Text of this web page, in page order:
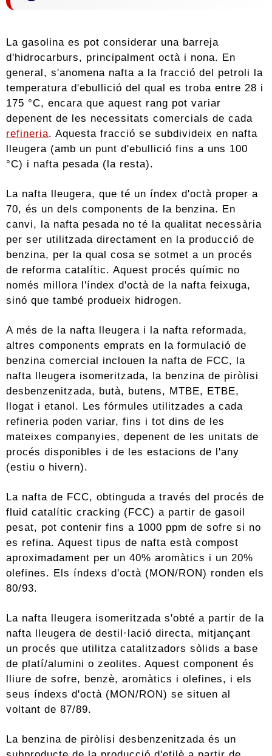
La gasolina es pot considerar una barreja
d'hidrocarburs, principalment octà i nona. En
general, s'anomena nafta a la fracció del petroli la
temperatura d'ebullició del qual es troba entre 28 i
175 °C, encara que aquest rang pot variar
depenent de les necessitats comercials de cada
refineria. Aquesta fracció se subdivideix en nafta
lleugera (amb un punt d'ebullició fins a uns 100
°C) i nafta pesada (la resta).
La nafta lleugera, que té un índex d'octà proper a
70, és un dels components de la benzina. En
canvi, la nafta pesada no té la qualitat necessària
per ser utilitzada directament en la producció de
benzina, per la qual cosa se sotmet a un procés
de reforma catalític. Aquest procés químic no
només millora l'índex d'octà de la nafta feixuga,
sinó que també produeix hidrogen.
A més de la nafta lleugera i la nafta reformada,
altres components emprats en la formulació de
benzina comercial inclouen la nafta de FCC, la
nafta lleugera isomeritzada, la benzina de piròlisi
desbenzenitzada, butà, butens, MTBE, ETBE,
llogat i etanol. Les fórmules utilitzades a cada
refineria poden variar, fins i tot dins de les
mateixes companyies, depenent de les unitats de
procés disponibles i de les estacions de l'any
(estiu o hivern).
La nafta de FCC, obtinguda a través del procés de
fluid catalític cracking (FCC) a partir de gasoil
pesat, pot contenir fins a 1000 ppm de sofre si no
es refina. Aquest tipus de nafta està compost
aproximadament per un 40% aromàtics i un 20%
olefines. Els índexs d'octà (MON/RON) ronden els
80/93.
La nafta lleugera isomeritzada s'obté a partir de la
nafta lleugera de destil·lació directa, mitjançant
un procés que utilitza catalitzadors sòlids a base
de platí/alumini o zeolites. Aquest component és
lliure de sofre, benzè, aromàtics i olefines, i els
seus índexs d'octà (MON/RON) se situen al
voltant de 87/89.
La benzina de piròlisi desbenzenitzada és un